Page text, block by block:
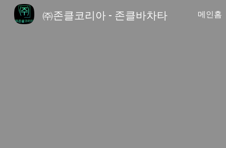
㈜존클코리아 - 존클바차타 메인홈